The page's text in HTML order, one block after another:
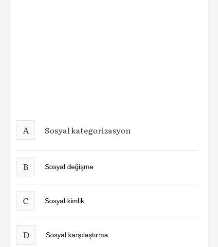
A Sosyal kategorizasyon
B Sosyal değişme
C Sosyal kimlik
D Sosyal karşılaştırma